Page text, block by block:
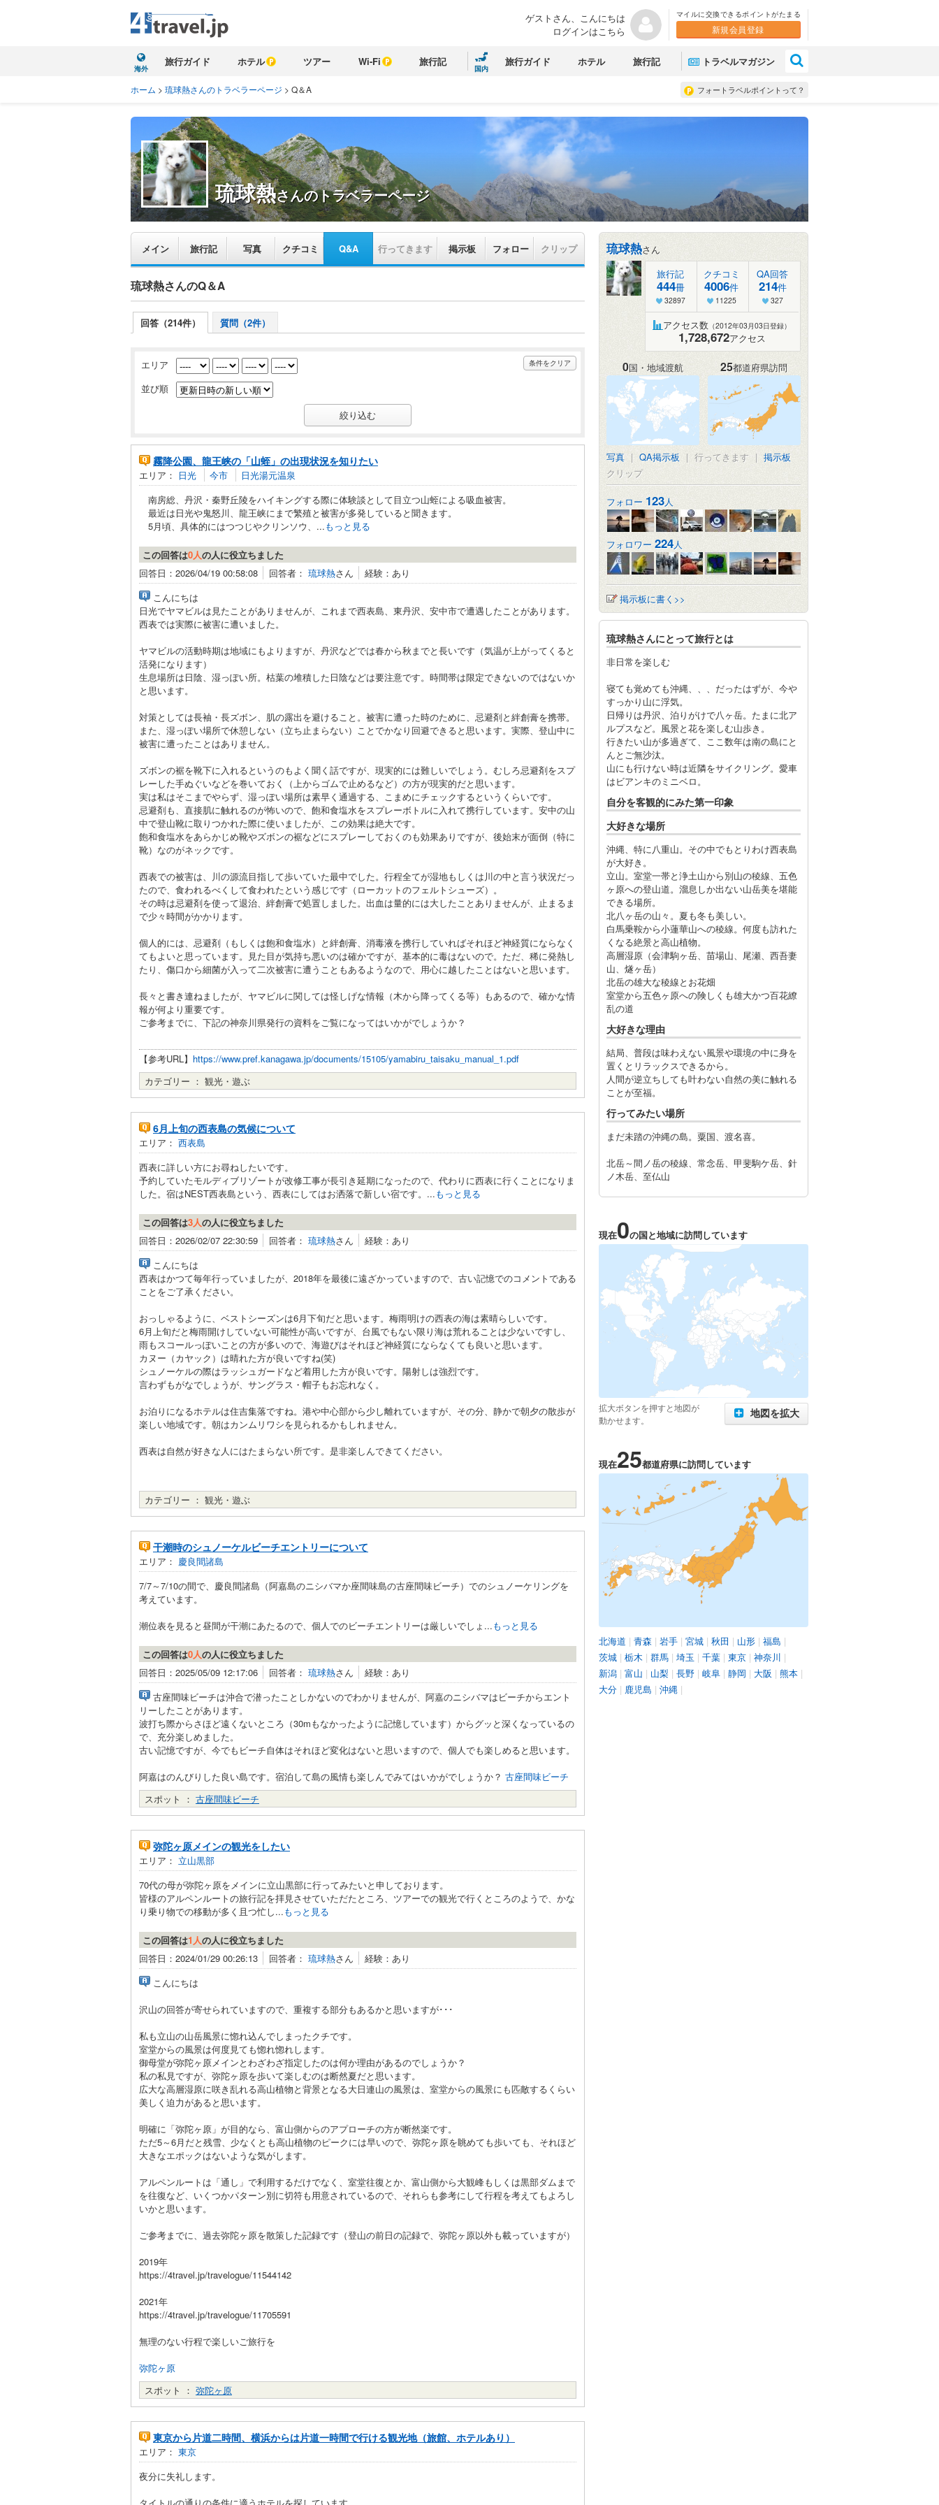
ゲストさん、こんにちは
ログインはこちら
マイルに交換できるポイントがたまる
新規会員登録
海外
旅行ガイド ホテル ツアー Wi-Fi 旅行記
国内
旅行ガイド ホテル 旅行記 トラベルマガジン
フォートラベルポイントって？
ホーム > 琉球熱さんのトラベラーページ > Q＆A
琉球熱さんのトラベラーページ
メイン 旅行記 写真 クチコミ Q&A 行ってきます 掲示板 フォロー クリップ
琉球熱さんのQ＆A
回答（214件） 質問（2件）
条件をクリア
エリア
並び順
霧降公園、龍王峡の「山蛭」の出現状況を知りたい
エリア： 日光 今市
日光湯元温泉
南房総、丹沢・秦野丘陵をハイキングする際に体験談として目立つ山蛭による吸血被害。
最近は日光や鬼怒川、龍王峡にまで繁殖と被害が多発していると聞きます。
5月頃、具体的にはつつじやクリンソウ、...もっと見る
この回答は0人の人に役立ちました
回答日：2026/04/19 00:58:08
回答者： 琉球熱さん
経験：あり
こんにちは
日光でヤマビルは見たことがありませんが、これまで西表島、東丹沢、安中市で遭遇したことがあります。
西表では実際に被害に遭いました。
ヤマビルの活動時期は地域にもよりますが、丹沢などでは春から秋までと長いです（気温が上がってくると
活発になります）
生息場所は日陰、湿っぽい所。枯葉の堆積した日陰などは要注意です。時間帯は限定できないのではないか
と思います。
対策としては長袖・長ズボン、肌の露出を避けること。被害に遭った時のために、忌避剤と絆創膏を携帯。
また、湿っぽい場所で休憩しない（立ち止まらない）ことでかなり回避できると思います。実際、登山中に
被害に遭ったことはありません。
ズボンの裾を靴下に入れるというのもよく聞く話ですが、現実的には難しいでしょう。むしろ忌避剤をスプ
レーした手ぬぐいなどを巻いておく（上からゴムで止めるなど）の方が現実的だと思います。
実は私はそこまでやらず、湿っぽい場所は素早く通過する、こまめにチェックするというくらいです。
忌避剤も、直接肌に触れるのが怖いので、飽和食塩水をスプレーボトルに入れて携行しています。安中の山
中で登山靴に取りつかれた際に使いましたが、この効果は絶大です。
飽和食塩水をあらかじめ靴やズボンの裾などにスプレーしておくのも効果ありですが、後始末が面倒（特に
靴）なのがネックです。
西表での被害は、川の源流目指して歩いていた最中でした。行程全てが湿地もしくは川の中と言う状況だっ
たので、食われるべくして食われたという感じです（ローカットのフェルトシューズ）。
その時は忌避剤を使って退治、絆創膏で処置しました。出血は量的には大したことありませんが、止まるま
で少々時間がかかります。
個人的には、忌避剤（もしくは飽和食塩水）と絆創膏、消毒液を携行していればそれほど神経質にならなく
てもよいと思っています。見た目が気持ち悪いのは確かですが、基本的に毒はないので。ただ、稀に発熱し
たり、傷口から細菌が入って二次被害に遭うこともあるようなので、用心に越したことはないと思います。
長々と書き連ねましたが、ヤマビルに関しては怪しげな情報（木から降ってくる等）もあるので、確かな情
報が何より重要です。
ご参考までに、下記の神奈川県発行の資料をご覧になってはいかがでしょうか？
【参考URL】 https://www.pref.kanagawa.jp/documents/15105/yamabiru_taisaku_manual_1.pdf
カテゴリー ： 観光・遊ぶ
6月上旬の西表島の気候について
エリア： 西表島
西表に詳しい方にお尋ねしたいです。
予約していたモルディブリゾートが改修工事が長引き延期になったので、代わりに西表に行くことになりま
した。宿はNEST西表島という、西表にしてはお洒落で新しい宿です。...もっと見る
この回答は3人の人に役立ちました
回答日：2026/02/07 22:30:59
回答者： 琉球熱さん
経験：あり
こんにちは
西表はかつて毎年行っていましたが、2018年を最後に遠ざかっていますので、古い記憶でのコメントである
ことをご了承ください。
おっしゃるように、ベストシーズンは6月下旬だと思います。梅雨明けの西表の海は素晴らしいです。
6月上旬だと梅雨開けしていない可能性が高いですが、台風でもない限り海は荒れることは少ないですし、
雨もスコールっぽいことの方が多いので、海遊びはそれほど神経質にならなくても良いと思います。
カヌー（カヤック）は晴れた方が良いですね(笑)
シュノーケルの際はラッシュガードなど着用した方が良いです。陽射しは強烈です。
言わずもがなでしょうが、サングラス・帽子もお忘れなく。
お泊りになるホテルは住吉集落ですね。港や中心部から少し離れていますが、その分、静かで朝夕の散歩が
楽しい地域です。朝はカンムリワシを見られるかもしれません。
西表は自然が好きな人にはたまらない所です。是非楽しんできてください。
カテゴリー ： 観光・遊ぶ
干潮時のシュノーケルビーチエントリーについて
エリア： 慶良間諸島
7/7～7/10の間で、慶良間諸島（阿嘉島のニシバマか座間味島の古座間味ビーチ）でのシュノーケリングを
考えています。
潮位表を見ると昼間が干潮にあたるので、個人でのビーチエントリーは厳しいでしょ...もっと見る
この回答は0人の人に役立ちました
回答日：2025/05/09 12:17:06
回答者： 琉球熱さん
経験：あり
古座間味ビーチは沖合で潜ったことしかないのでわかりませんが、阿嘉のニシバマはビーチからエント
リーしたことがあります。
波打ち際からさほど遠くないところ（30mもなかったように記憶しています）からグッと深くなっているの
で、充分楽しめました。
古い記憶ですが、今でもビーチ自体はそれほど変化はないと思いますので、個人でも楽しめると思います。
阿嘉はのんびりした良い島です。宿泊して島の風情も楽しんでみてはいかがでしょうか？ 古座間味ビーチ
スポット ： 古座間味ビーチ
弥陀ヶ原メインの観光をしたい
エリア： 立山黒部
70代の母が弥陀ヶ原をメインに立山黒部に行ってみたいと申しております。
皆様のアルペンルートの旅行記を拝見させていただたところ、ツアーでの観光で行くところのようで、かな
り乗り物での移動が多く且つ忙し...もっと見る
この回答は1人の人に役立ちました
回答日：2024/01/29 00:26:13
回答者： 琉球熱さん
経験：あり
こんにちは
沢山の回答が寄せられていますので、重複する部分もあるかと思いますが･･･
私も立山の山岳風景に惚れ込んでしまったクチです。
室堂からの風景は何度見ても惚れ惚れします。
御母堂が弥陀ヶ原メインとわざわざ指定したのは何か理由があるのでしょうか？
私の私見ですが、弥陀ヶ原を歩いて楽しむのは断然夏だと思います。
広大な高層湿原に咲き乱れる高山植物と背景となる大日連山の風景は、室堂からの風景にも匹敵するくらい
美しく迫力があると思います。
明確に「弥陀ヶ原」が目的なら、富山側からのアプローチの方が断然楽です。
ただ5～6月だと残雪、少なくとも高山植物のピークには早いので、弥陀ヶ原を眺めても歩いても、それほど
大きなエポックはないような気がします。
アルペンルートは「通し」で利用するだけでなく、室堂往復とか、富山側から大観峰もしくは黒部ダムまで
を往復など、いくつかパターン別に切符も用意されているので、それらも参考にして行程を考えてもよろし
いかと思います。
ご参考までに、過去弥陀ヶ原を散策した記録です（登山の前日の記録で、弥陀ヶ原以外も載っていますが）
2019年
https://4travel.jp/travelogue/11544142
2021年
https://4travel.jp/travelogue/11705591
無理のない行程で楽しいご旅行を
弥陀ヶ原
スポット ： 弥陀ヶ原
東京から片道二時間、横浜からは片道一時間で行ける観光地（旅館、ホテルあり）
エリア： 東京
夜分に失礼します。
琉球熱さん
旅行記
444冊
32897
クチコミ
4006件
11225
QA回答
214件
327
アクセス数 （2012年03月03日登録）
1,728,672アクセス
0国・地域渡航 25都道府県訪問
写真 | QA掲示板 | 行ってきます | 掲示板
クリップ
フォロー 123人
フォロワー 224人
掲示板に書く>>
琉球熱さんにとって旅行とは
非日常を楽しむ
寝ても覚めても沖縄、、、だったはずが、今や
すっかり山に浮気。
日帰りは丹沢、泊りがけで八ヶ岳。たまに北ア
ルプスなど。風景と花を楽しむ山歩き。
行きたい山が多過ぎて、ここ数年は南の島にと
んとご無沙汰。
山にも行けない時は近隣をサイクリング。愛車
はビアンキのミニベロ。
自分を客観的にみた第一印象
大好きな場所
沖縄、特に八重山。その中でもとりわけ西表島
が大好き。
立山。室堂一帯と浄土山から別山の稜線、五色
ヶ原への登山道。溜息しか出ない山岳美を堪能
できる場所。
北八ヶ岳の山々。夏も冬も美しい。
白馬乗鞍から小蓮華山への稜線。何度も訪れた
くなる絶景と高山植物。
高層湿原（会津駒ヶ岳、苗場山、尾瀬、西吾妻
山、燧ヶ岳）
北岳の雄大な稜線とお花畑
室堂から五色ヶ原への険しくも雄大かつ百花繚
乱の道
大好きな理由
結局、普段は味わえない風景や環境の中に身を
置くとリラックスできるから。
人間が逆立ちしても叶わない自然の美に触れる
ことが至福。
行ってみたい場所
まだ未踏の沖縄の島。粟国、渡名喜。
北岳～間ノ岳の稜線、常念岳、甲斐駒ケ岳、針
ノ木岳、至仏山
現在0の国と地域に訪問しています
拡大ボタンを押すと地図が
動かせます。
地図を拡大
現在25都道府県に訪問しています
北海道 | 青森 | 岩手 | 宮城 | 秋田 | 山形 | 福島 |
茨城 | 栃木 | 群馬 | 埼玉 | 千葉 | 東京 | 神奈川 |
新潟 | 富山 | 山梨 | 長野 | 岐阜 | 静岡 | 大阪 | 熊本 |
大分 | 鹿児島 | 沖縄 |